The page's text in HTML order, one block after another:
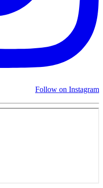
Follow on Instagram